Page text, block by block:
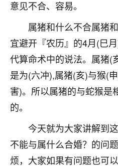
意见不合、容易。
属猪和什么不合属猪
宜避开『农历』的4月(巳
代算命术中的说法。属猪(
是为(六冲),属猪(亥)与猴(
害)。所以属猪的与蛇猴是
的。
今天就为大家讲解到
不能与属什么合婚？的问
烦，大家如果有问题也可以